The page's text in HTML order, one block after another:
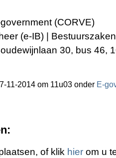
(CORVE)
(e-IB) |
30, bus 46,
11-2014 om 11u03 onder E-
of klik hier om u